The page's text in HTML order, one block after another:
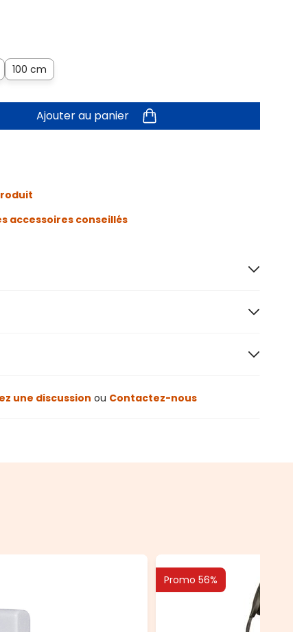
100 cm
Ajouter au panier
accessoires conseillés
une discussion ou Contactez-nous
Promo 56%